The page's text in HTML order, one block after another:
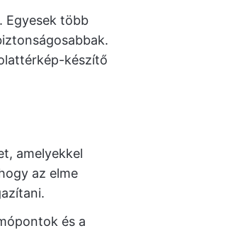
Egyesek több
készítő
amelyekkel
az elme
és a